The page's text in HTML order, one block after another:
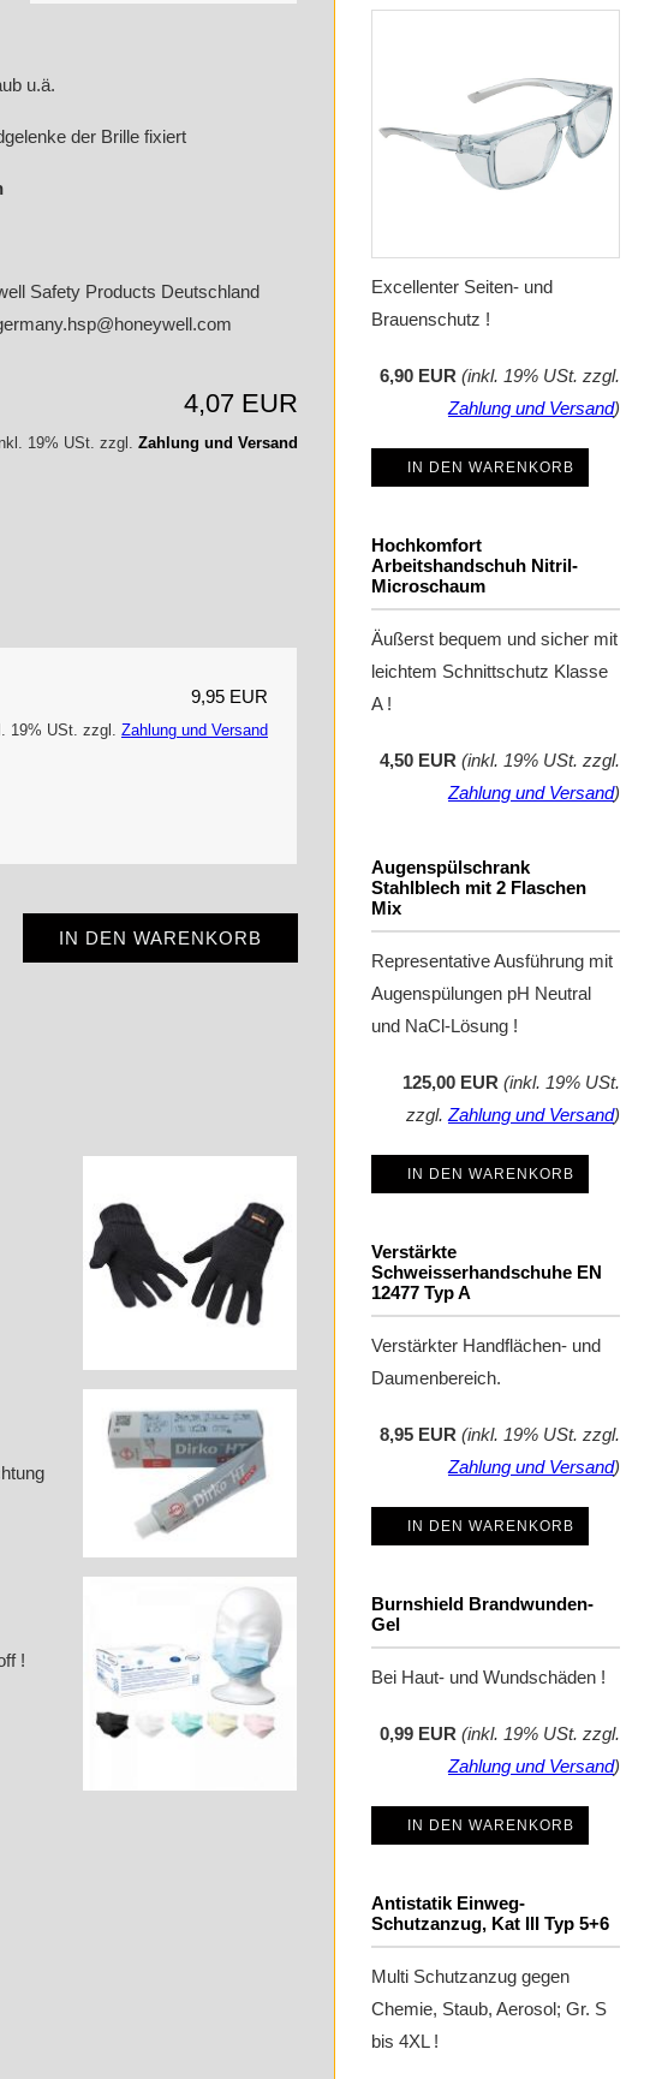
u.ä.
der Brille fixiert
Safety Products Deutschland
4,07 EUR
19% USt. zzgl. Zahlung und Versand
9,95 EUR
19% USt. zzgl. Zahlung und Versand
IN DEN WARENKORB
!
Excellenter Seiten- und
Brauenschutz !
6,90 EUR (inkl. 19% USt. zzgl.
Zahlung und Versand)
IN DEN WARENKORB
Hochkomfort
Arbeitshandschuh Nitril-
Microschaum
Äußerst bequem und sicher mit
leichtem Schnittschutz Klasse
A !
4,50 EUR (inkl. 19% USt. zzgl.
Zahlung und Versand)
Augenspülschrank
Stahlblech mit 2 Flaschen
Mix
Representative Ausführung mit
Augenspülungen pH Neutral
und NaCl-Lösung !
125,00 EUR (inkl. 19% USt.
zzgl.Zahlung und Versand)
IN DEN WARENKORB
Verstärkte
Schweisserhandschuhe EN
12477 Typ A
Verstärkter Handflächen- und
Daumenbereich.
8,95 EUR (inkl. 19% USt. zzgl.
Zahlung und Versand)
IN DEN WARENKORB
Burnshield Brandwunden-
Gel
Bei Haut- und Wundschäden !
0,99 EUR (inkl. 19% USt. zzgl.
Zahlung und Versand)
IN DEN WARENKORB
Antistatik Einweg-
Schutzanzug, Kat III Typ 5+6
Multi Schutzanzug gegen
Chemie, Staub, Aerosol; Gr. S
bis 4XL !